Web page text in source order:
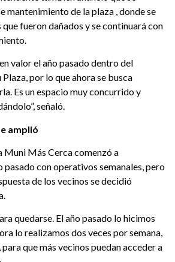
mantenimiento de la plaza , donde se
fueron dañados y se continuará con
valor el año pasado dentro del
por lo que ahora se busca
Es un espacio muy concurrido y
señaló.
amplió
Muni Más Cerca comenzó a
pasado con operativos semanales, pero
de los vecinos se decidió
quedarse. El año pasado lo hicimos
lo realizamos dos veces por semana,
para que más vecinos puedan acceder a